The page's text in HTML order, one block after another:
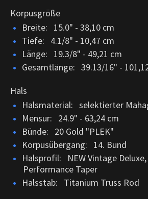
Korpusgröße
Breite: 15.0" - 38,10 cm
Tiefe: 4.1/8" - 10,47 cm
Länge: 19.3/8" - 49,21 cm
Gesamtlänge: 39.13/16" -
Hals
Halsmaterial: selektierter
Mensur: 24.9" - 63,24 cm
Bünde: 20 Gold "PLEK"
Korpusübergang: 14. Bund
Halsprofil: NEW Vintage
Performance Taper
Halsstab: Titanium Truss Rod